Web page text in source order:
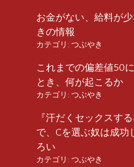
お金がない、給料が
きの情報
カテゴリ: つぶやき
これまでの偏差値50
とき、何が起こるか
カテゴリ: つぶやき
『汗だくセックスす
で、Cを選ぶ奴は成功
ろい
カテゴリ: つぶやき